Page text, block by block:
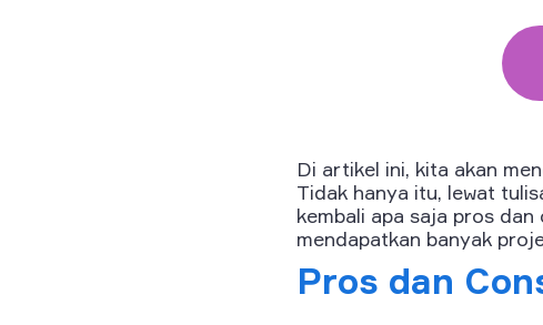
Di artikel ini, kita akan
Tidak hanya itu, lewat
kembali apa saja pros
mendapatkan banyak
Pros dan